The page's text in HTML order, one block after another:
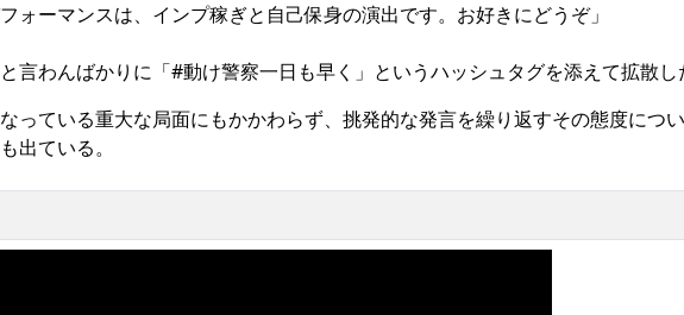
ォーマンスは、インプ稼ぎと自己保身の演出です。お好きにどうぞ」
言わんばかりに「#動け警察一日も早く」というハッシュタグを添えて拡散し
っている重大な局面にもかかわらず、挑発的な発言を繰り返すその態度につ
出ている。